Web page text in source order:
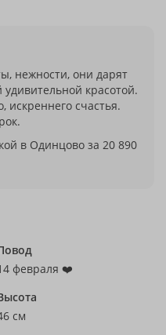
нежности, они дарят
красотой.
счастья.
в Одинцово за 20 890
февраля ❤️
см